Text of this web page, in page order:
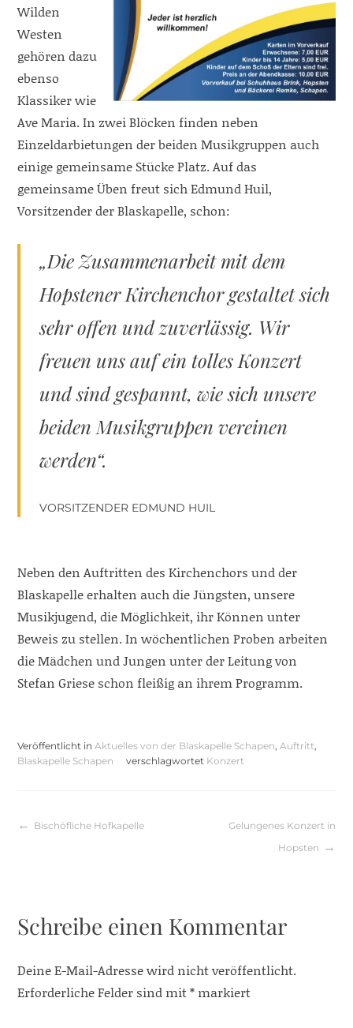
Wilden
Westen
gehören dazu
ebenso
Klassiker wie
Ave Maria. In zwei Blöcken finden neben
Einzeldarbietungen der beiden Musikgruppen auch
einige gemeinsame Stücke Platz. Auf das
gemeinsame Üben freut sich Edmund Huil,
Vorsitzender der Blaskapelle, schon:
„Die Zusammenarbeit mit dem
Hopstener Kirchenchor gestaltet sich
sehr offen und zuverlässig. Wir
freuen uns auf ein tolles Konzert
und sind gespannt, wie sich unsere
beiden Musikgruppen vereinen
werden“.
VORSITZENDER EDMUND HUIL
Neben den Auftritten des Kirchenchors und der
Blaskapelle erhalten auch die Jüngsten, unsere
Musikjugend, die Möglichkeit, ihr Können unter
Beweis zu stellen. In wöchentlichen Proben arbeiten
die Mädchen und Jungen unter der Leitung von
Stefan Griese schon fleißig an ihrem Programm.
Veröffentlicht inAktuelles von der Blaskapelle Schapen,Auftritt,
Blaskapelle Schapen
verschlagwortet Konzert
Beitragsnavigation
Bischöfliche Hofkapelle
Gelungenes Konzert in
Hopsten
Schreibe einen Kommentar
Deine E-Mail-Adresse wird nicht veröffentlicht.
Erforderliche Felder sind mit* markiert